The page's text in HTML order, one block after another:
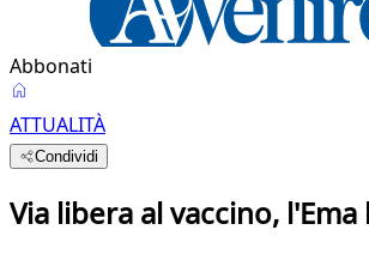
Abbonati
ATTUALITÀ
Condividi
Via libera al vaccino,